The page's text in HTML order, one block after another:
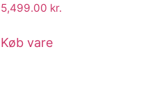
5,499.00 kr.
Køb vare